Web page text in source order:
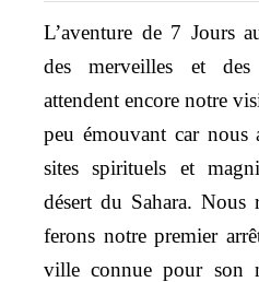
L’aventure de 7 Jours
des merveilles et
attendent encore notre
peu émouvant car nous
sites spirituels et
désert du Sahara.
ferons notre premier
ville connue pour son